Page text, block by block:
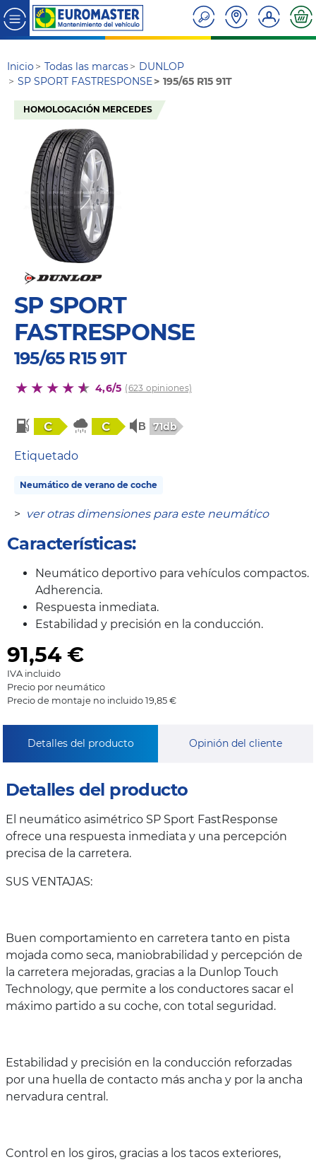
Inicio Todas las marcas
DUNLOP
SP SPORT FASTRESPONSE
195/65 R15 91T
HOMOLOGACIÓN MERCEDES
SP SPORT
FASTRESPONSE
195/65 R15 91T
4,6/5 (623 opiniones)
C C 71db
Etiquetado
Neumático de verano de coche
> ver otras dimensiones para este neumático
Características:
Neumático deportivo para vehículos compactos.
Adherencia.
Respuesta inmediata.
Estabilidad y precisión en la conducción.
91,54€
IVA incluido
Precio por neumático
Precio de montaje no incluido 19,85 €
Detalles del producto Opinión del cliente
Detalles del producto
El neumático asimétrico SP Sport FastResponse
ofrece una respuesta inmediata y una percepción
precisa de la carretera.
SUS VENTAJAS:
Buen comportamiento en carretera tanto en pista
mojada como seca, maniobrabilidad y percepción de
la carretera mejoradas, gracias a la Dunlop Touch
Technology, que permite a los conductores sacar el
máximo partido a su coche, con total seguridad.
Estabilidad y precisión en la conducción reforzadas
por una huella de contacto más ancha y por la ancha
nervadura central.
Control en los giros, gracias a los tacos exteriores,